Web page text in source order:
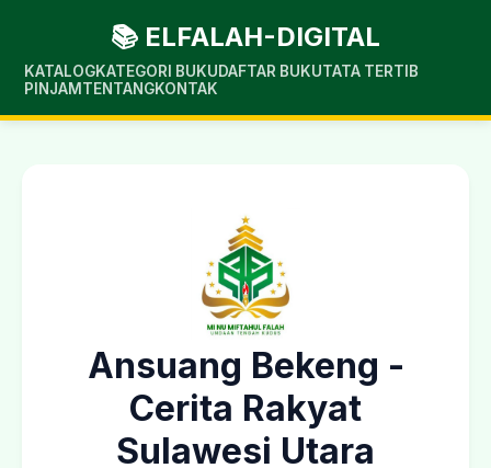
📚 ELFALAH-DIGITAL
KATALOGKATEGORI BUKUDAFTAR BUKUTATA TERTIB
PINJAM TENTANGKONTAK
Ansuang Bekeng -
Cerita Rakyat
Sulawesi Utara